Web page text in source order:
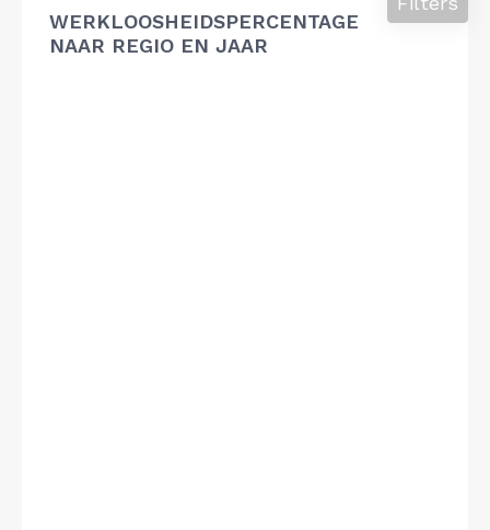
WERKLOOSHEIDSPERCENTAGE
NAAR REGIO EN JAAR